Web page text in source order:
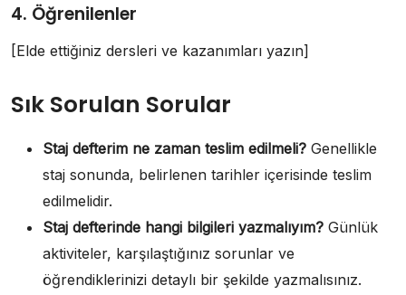
4. Öğrenilenler
[Elde ettiğiniz dersleri ve kazanımları yazın]
Sık Sorulan Sorular
Staj defterim ne zaman teslim edilmeli? Genellikle
staj sonunda, belirlenen tarihler içerisinde teslim
edilmelidir.
Staj defterinde hangi bilgileri yazmalıyım? Günlük
aktiviteler, karşılaştığınız sorunlar ve
öğrendiklerinizi detaylı bir şekilde yazmalısınız.